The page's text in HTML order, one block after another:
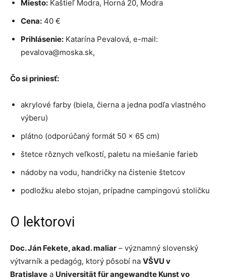
Miesto: Kaštieľ Modra, Horná 20, Modra
Cena: 40 €
Prihlásenie: Katarína Pevalová, e-mail:
pevalova@moska.sk,
Čo si priniesť:
akrylové farby (biela, čierna a jedna podľa vlastného
výberu)
plátno (odporúčaný formát 50 × 65 cm)
štetce rôznych veľkostí, paletu na miešanie farieb
nádoby na vodu, handričky na čistenie štetcov
podložku alebo stojan, prípadne campingovú stoličku
O lektorovi
Doc. Ján Fekete, akad. maliar – významný slovenský
výtvarník a pedagóg, ktorý pôsobí na VŠVU v
Bratislave a Universität für angewandte Kunst vo